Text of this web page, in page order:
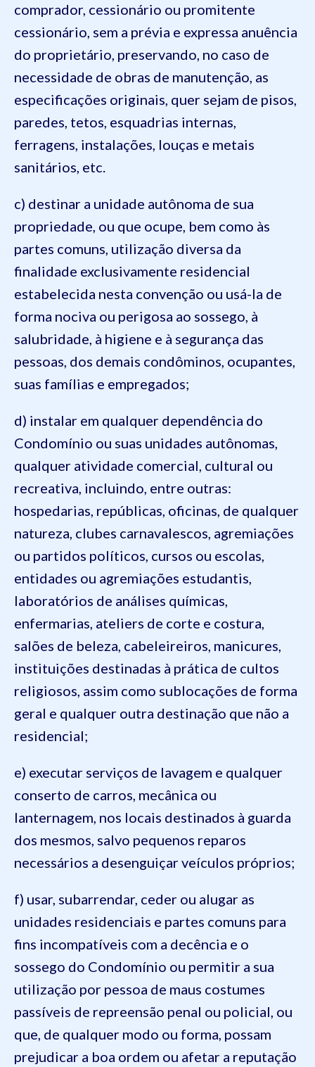
comprador, cessionário ou promitente
cessionário, sem a prévia e expressa anuência
do proprietário, preservando, no caso de
necessidade de obras de manutenção, as
especificações originais, quer sejam de pisos,
paredes, tetos, esquadrias internas,
ferragens, instalações, louças e metais
sanitários, etc.
c) destinar a unidade autônoma de sua
propriedade, ou que ocupe, bem como às
partes comuns, utilização diversa da
finalidade exclusivamente residencial
estabelecida nesta convenção ou usá-la de
forma nociva ou perigosa ao sossego, à
salubridade, à higiene e à segurança das
pessoas, dos demais condôminos, ocupantes,
suas famílias e empregados;
d) instalar em qualquer dependência do
Condomínio ou suas unidades autônomas,
qualquer atividade comercial, cultural ou
recreativa, incluindo, entre outras:
hospedarias, repúblicas, oficinas, de qualquer
natureza, clubes carnavalescos, agremiações
ou partidos políticos, cursos ou escolas,
entidades ou agremiações estudantis,
laboratórios de análises químicas,
enfermarias, ateliers de corte e costura,
salões de beleza, cabeleireiros, manicures,
instituições destinadas à prática de cultos
religiosos, assim como sublocações de forma
geral e qualquer outra destinação que não a
residencial;
e) executar serviços de lavagem e qualquer
conserto de carros, mecânica ou
lanternagem, nos locais destinados à guarda
dos mesmos, salvo pequenos reparos
necessários a desenguiçar veículos próprios;
f) usar, subarrendar, ceder ou alugar as
unidades residenciais e partes comuns para
fins incompatíveis com a decência e o
sossego do Condomínio ou permitir a sua
utilização por pessoa de maus costumes
passíveis de repreensão penal ou policial, ou
que, de qualquer modo ou forma, possam
prejudicar a boa ordem ou afetar a reputação